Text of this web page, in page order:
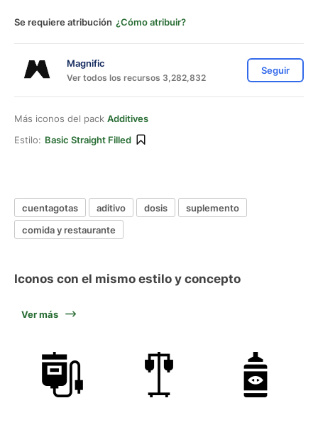
Se requiere atribución ¿Cómo atribuir?
Magnific
Ver todos los recursos 3,282,832
Seguir
Más iconos del pack Additives
Estilo: Basic Straight Filled
cuentagotas aditivo dosis
suplemento
comida y restaurante
Iconos con el mismo estilo y concepto
Ver más